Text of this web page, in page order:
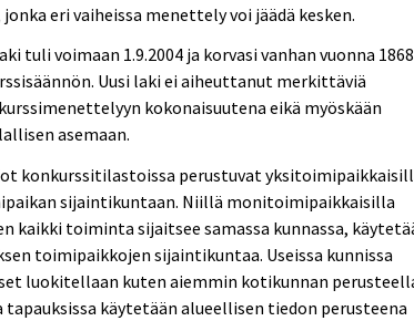
eri vaiheissa menettely voi jäädä kesken.
tuli voimaan 1.9.2004 ja korvasi vanhan vuonna 1868
Uusi laki ei aiheuttanut merkittäviä
kokonaisuutena eikä myöskään
asemaan.
konkurssitilastoissa perustuvat
sijaintikuntaan. Niillä monitoimipaikkaisilla
kaikki toiminta sijaitsee samassa kunnassa,
toimipaikkojen sijaintikuntaa. Useissa kunnissa
luokitellaan kuten aiemmin kotikunnan
tapauksissa käytetään alueellisen tiedon perusteena